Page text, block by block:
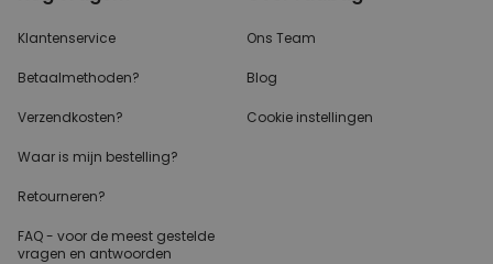
Klantenservice
Betaalmethoden?
Verzendkosten?
Waar is mijn bestelling?
Retourneren?
FAQ - voor de meest gestelde
vragen en antwoorden
Ons Team
Blog
Cookie instellingen